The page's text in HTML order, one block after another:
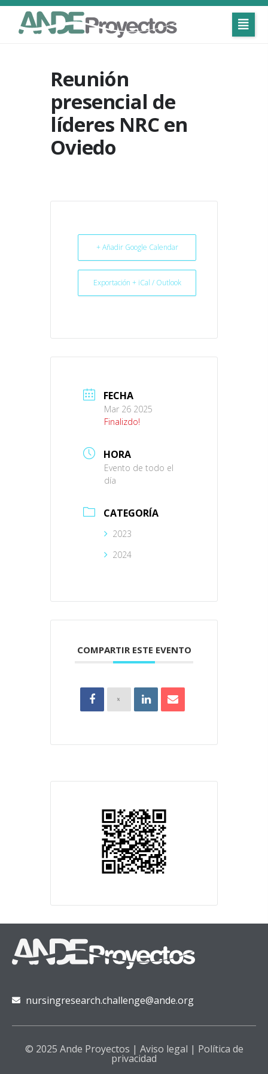
Reunión
presencial de
líderes NRC en
Oviedo
+ Añadir Google Calendar
Exportación + iCal / Outlook
FECHA
Mar 26 2025
Finalizdo!
HORA
Evento de todo el
día
CATEGORÍA
2023
2024
COMPARTIR ESTE EVENTO
nursingresearch.challenge@ande.org
© 2025 Ande Proyectos | Aviso legal | Política de
privacidad